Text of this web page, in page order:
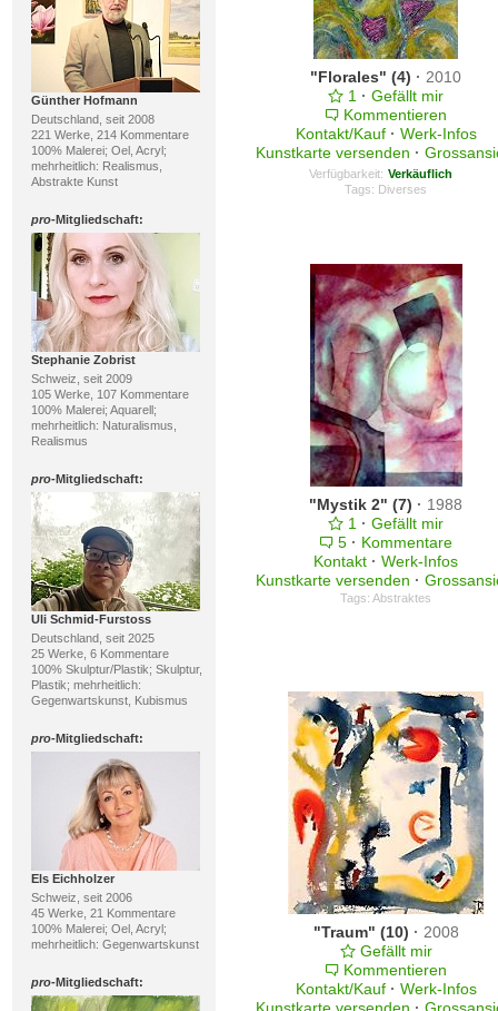
Günther Hofmann
Deutschland, seit 2008
221 Werke, 214 Kommentare
100% Malerei; Oel, Acryl;
mehrheitlich: Realismus,
Abstrakte Kunst
pro-Mitgliedschaft:
Stephanie Zobrist
Schweiz, seit 2009
105 Werke, 107 Kommentare
100% Malerei; Aquarell;
mehrheitlich: Naturalismus,
Realismus
pro-Mitgliedschaft:
Uli Schmid-Furstoss
Deutschland, seit 2025
25 Werke, 6 Kommentare
100% Skulptur/Plastik; Skulptur,
Plastik; mehrheitlich:
Gegenwartskunst, Kubismus
pro-Mitgliedschaft:
Els Eichholzer
Schweiz, seit 2006
45 Werke, 21 Kommentare
100% Malerei; Oel, Acryl;
mehrheitlich: Gegenwartskunst
pro-Mitgliedschaft:
"Florales" (4) · 2010
1 · Gefällt mir
Kommentieren
Kontakt/Kauf · Werk-Infos
Kunstkarte versenden ·
Verfügbarkeit: Verkäuflich
Tags: Diverses
"Mystik 2" (7) · 1988
1 · Gefällt mir
5 · Kommentare
Kontakt · Werk-Infos
Kunstkarte versenden ·
Tags:Abstraktes
"Traum" (10) · 2008
Gefällt mir
Kommentieren
Kontakt/Kauf · Werk-Infos